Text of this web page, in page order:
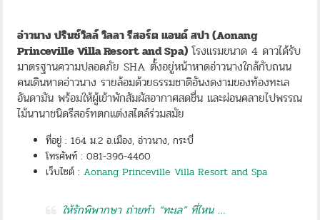
อ่าวนาง ปรินซ์วิลล์ วิลลา รีสอร์ต แอนด์ สปา (Aonang
Princeville Villa Resort and Spa) โรงแรมขนาด 4 ดาวได้รับ
มาตรฐานความปลอดภัย SHA ตั้งอยู่หน้าหาดอ่าวนางใกล้กับถนน
คนเดินหาดอ่าวนาง รายล้อมด้วยธรรมชาติอันงดงามของท้องทะเล
อันดามัน พร้อมให้ผู้เข้าพักสัมผัสอากาศสดชื่น และผ่อนคลายไปพรรณ
ไม้นานาชนิดรีสอร์ทตกแต่งสไตล์ร่วมสมัย
ที่อยู่ : 164 ม.2 อ.เมือง, อ่าวนาง, กระบี่
โทรศัพท์ : 081-396-4460
เว็บไซต์ :Aonang Princeville Villa Resort and Spa
ให้รักพิพากษา ถ่ายทำ “ทะเล” ที่ไหน …